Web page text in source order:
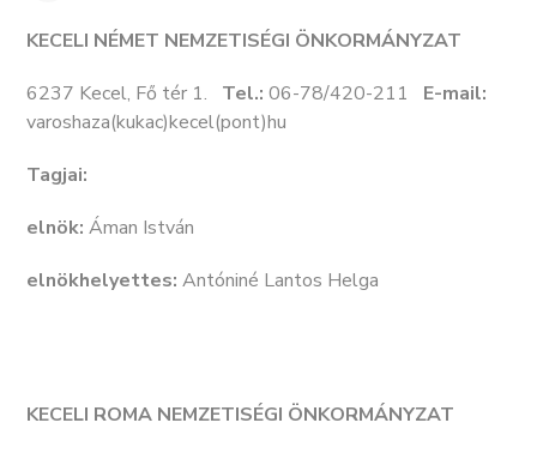
KECELI NÉMET NEMZETISÉGI ÖNKORMÁNYZAT
6237 Kecel, Fő tér 1. Tel.: 06-78/420-211 E-mail:
varoshaza(kukac)kecel(pont)hu
Tagjai:
elnök: Áman István
elnökhelyettes: Antóniné Lantos Helga
KECELI ROMA NEMZETISÉGI ÖNKORMÁNYZAT